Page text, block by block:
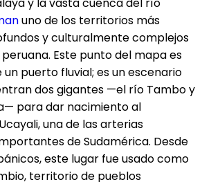
uno de los territorios más
y culturalmente complejos
Este punto del mapa es
un puerto fluvial; es un escenario
dos gigantes —el río Tambo y
para dar nacimiento al
una de las arterias
de Sudamérica. Desde
este lugar fue usado como
territorio de pueblos